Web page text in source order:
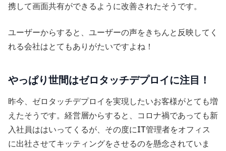
携して画面共有ができるように改善されたそうです。
ユーザーからすると、ユーザーの声をきちんと反映してく
れる会社はとてもありがたいですよね！
やっぱり世間はゼロタッチデプロイに注目！
昨今、ゼロタッチデプロイを実現したいお客様がとても増
えたそうです。経営層からすると、コロナ禍であっても新
入社員ははいってくるが、その度にIT管理者をオフィス
に出社させてキッティングをさせるのを懸念されていま